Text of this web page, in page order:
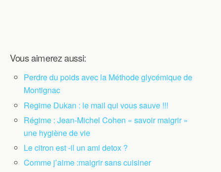
Vous aimerez aussi:
Perdre du poids avec la Méthode glycémique de
Montignac
Regime Dukan : le mail qui vous sauve !!!
Régime : Jean-Michel Cohen « savoir maigrir »
une hygiène de vie
Le citron est -il un ami detox ?
Comme j’aime :maigrir sans cuisiner